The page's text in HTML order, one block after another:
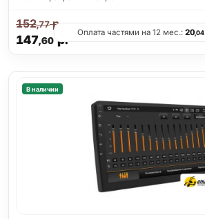
147,60р.
152,77р.
Оплата частями на 12 мес.:20,04
В наличии